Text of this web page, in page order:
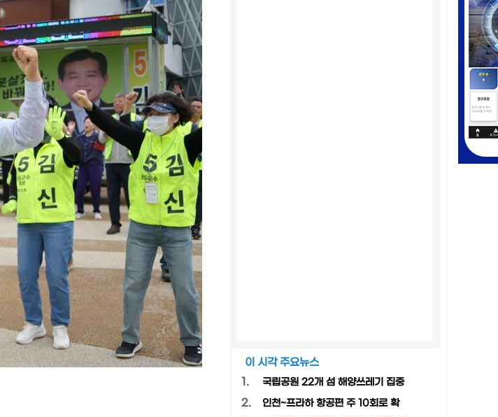
이 시각 주요뉴스
1.
국립공원 22개 섬 해양쓰레기 집중
2. 인천~프라하 항공편 주 10회로 확